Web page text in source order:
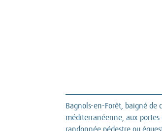
Bagnols-en-Forêt, baigné
méditerranéenne, aux portes